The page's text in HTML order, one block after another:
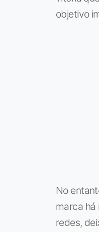
objetivo
No
marca há
redes,